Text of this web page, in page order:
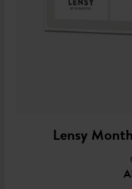
Lensy